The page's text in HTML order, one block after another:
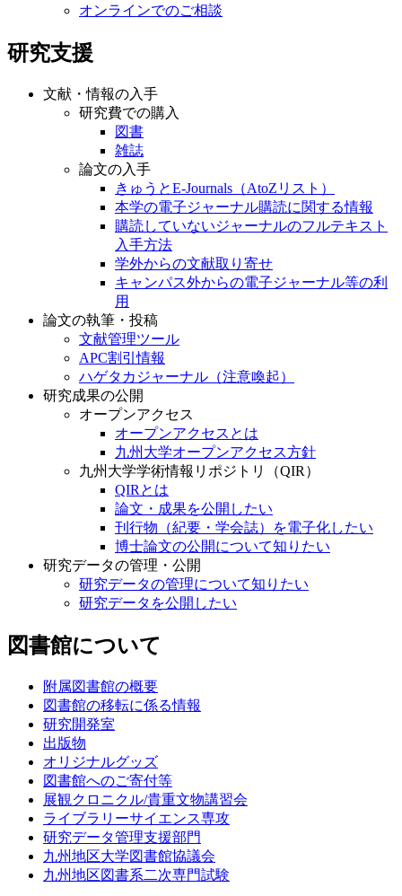
オンラインでのご相談
研究支援
文献・情報の入手
研究費での購入
図書
雑誌
論文の入手
きゅうとE-Journals（AtoZリスト）
本学の電子ジャーナル購読に関する情報
購読していないジャーナルのフルテキスト
入手方法
学外からの文献取り寄せ
キャンパス外からの電子ジャーナル等の利
用
論文の執筆・投稿
文献管理ツール
APC割引情報
ハゲタカジャーナル（注意喚起）
研究成果の公開
オープンアクセス
オープンアクセスとは
九州大学オープンアクセス方針
九州大学学術情報リポジトリ（QIR）
QIRとは
論文・成果を公開したい
刊行物（紀要・学会誌）を電子化したい
博士論文の公開について知りたい
研究データの管理・公開
研究データの管理について知りたい
研究データを公開したい
図書館について
附属図書館の概要
図書館の移転に係る情報
研究開発室
出版物
オリジナルグッズ
図書館へのご寄付等
展観クロニクル/貴重文物講習会
ライブラリーサイエンス専攻
研究データ管理支援部門
九州地区大学図書館協議会
九州地区図書系二次専門試験